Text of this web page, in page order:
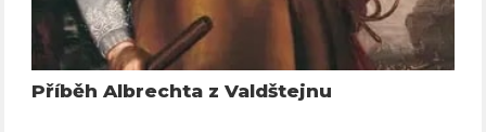
Příběh Albrechta z Valdštejnu